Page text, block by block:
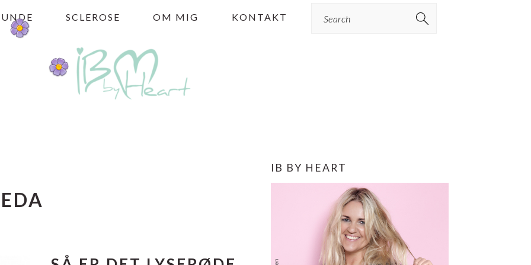
SCLEROSE OM MIG KONTAKT
PRIMÆR
IB BY HEART